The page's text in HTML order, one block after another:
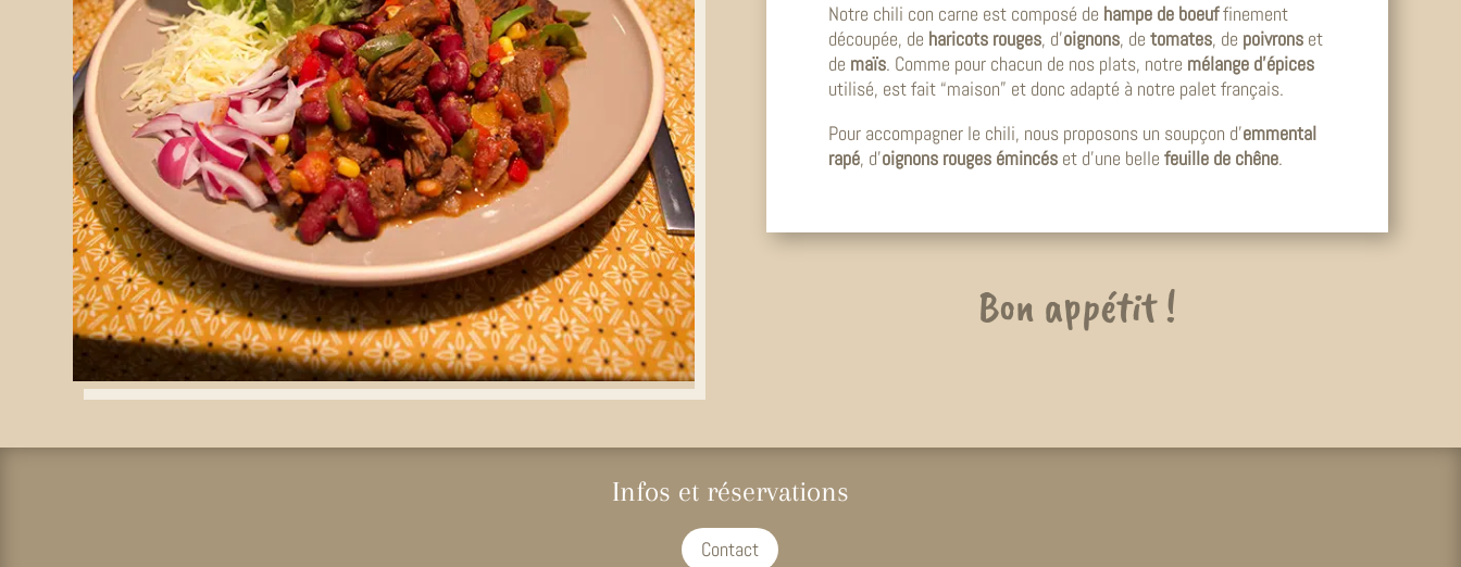
Notre chili con carne est composé de hampe de boeuffinement
découpée, de haricots rouges, d’oignons, detomates, de poivrons et
de maïs. Comme pour chacun de nos plats, notre mélange d’épices
utilisé, est fait “maison” et donc adapté à notre palet français.
Pour accompagner le chili, nous proposons un soupçon d’emmental
rapé, d’oignons rouges émincés et d’une belle feuille de chêne.
Bon appétit !
Infos et réservations
Contact